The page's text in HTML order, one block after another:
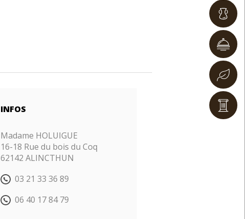
INFOS
Madame HOLUIGUE
16-18 Rue du bois du Coq
62142 ALINCTHUN
03 21 33 36 89
06 40 17 84 79